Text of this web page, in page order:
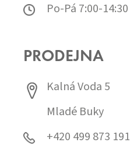
Po-Pá 7:00-14:30
PRODEJNA
Kalná Voda 5
Mladé Buky
+420 499 873 191